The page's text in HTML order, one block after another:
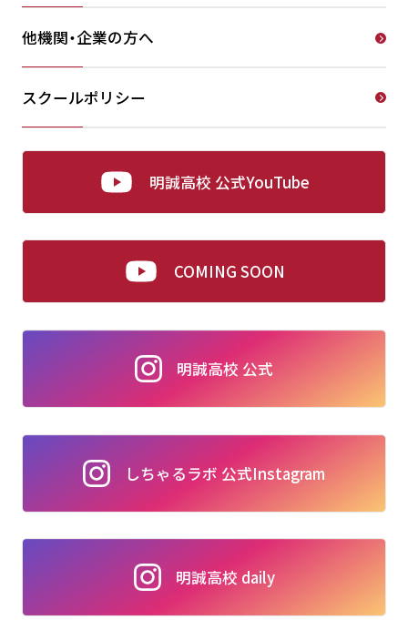
他機関・企業の方へ
スクールポリシー
明誠高校 公式YouTube
COMING SOON
明誠高校 公式
しちゃるラボ 公式Instagram
明誠高校 daily